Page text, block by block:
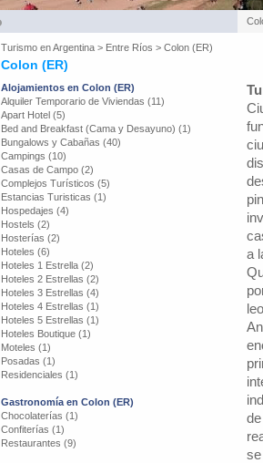
Turismo enArgentina > Entre Ríos > Colon (ER)
Colon (ER)
Alojamientos en Colon (ER)
Alquiler Temporario de Viviendas (11)
Apart Hotel (5)
Bed and Breakfast (Cama y Desayuno) (1)
Bungalows y Cabañas (40)
Campings (10)
Casas de Campo (2)
Complejos Turísticos (5)
Estancias Turisticas (1)
Hospedajes (4)
Hostels (2)
Hosterías (2)
Hoteles (6)
Hoteles 1 Estrella (2)
Hoteles 2 Estrellas (2)
Hoteles 3 Estrellas (4)
Hoteles 4 Estrellas (1)
Hoteles 5 Estrellas (1)
Hoteles Boutique (1)
Moteles (1)
Posadas (1)
Residenciales (1)
Gastronomía en Colon (ER)
Chocolaterías (1)
Confiterías (1)
Restaurantes (9)
a